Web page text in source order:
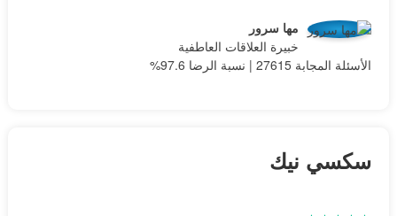
مها سرور
خبيرة العلاقات العاطفية
الأسئلة المجابة 27615 | نسبة الرضا 97.6%
سكسي نيك